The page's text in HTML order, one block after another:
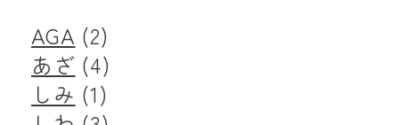
AGA (2)
あざ (4)
しみ (1)